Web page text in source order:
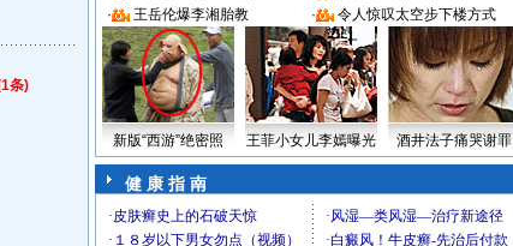
条)
·
王岳伦爆李湘胎教 · 令人惊叹太空步下楼方式
新版“西游”绝密照 王菲小女儿李嫣曝光 酒井法子痛哭谢罪
健 康 指 南